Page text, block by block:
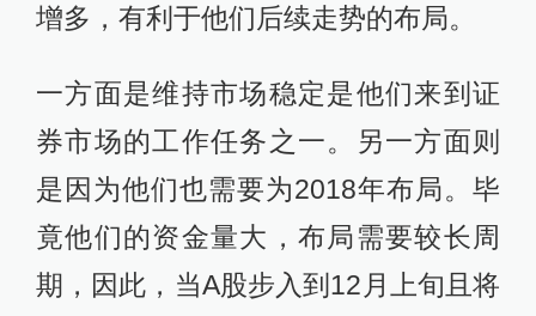
增多，有利于他们后续走势的布局。
一方面是维持市场稳定是他们来到证
券市场的工作任务之一。另一方面则
是因为他们也需要为2018年布局。毕
竟他们的资金量大，布局需要较长周
期，因此，当A股步入到12月上旬且将